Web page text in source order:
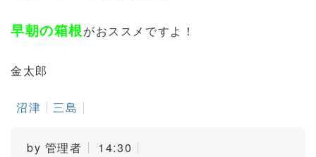
早朝の箱根がおススメですよ！
金太郎
沼津 三島
by 管理者 14:30